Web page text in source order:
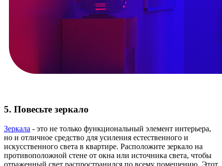
5. Повесьте зеркало
Зеркала - это не только функциональный элемент интерьера,
но и отличное средство для усиления естественного и
искусственного света в квартире. Расположите зеркало на
противоположной стене от окна или источника света, чтобы
отраженный свет распространился по всему помещению. Этот